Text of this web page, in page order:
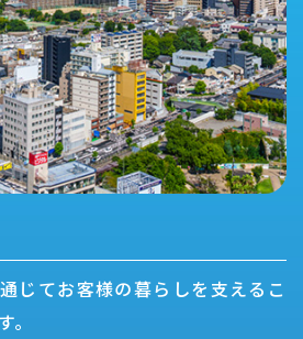
じてお客様の暮らしを支えるこ